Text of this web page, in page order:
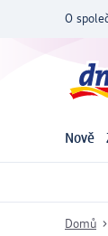
O
Nově
Domů